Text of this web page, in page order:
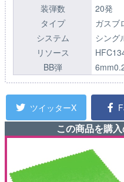
装弾数
20発
タイプ
ガスブ
システム
シング
リソース
BB弾
ツイッターX
この商品を購